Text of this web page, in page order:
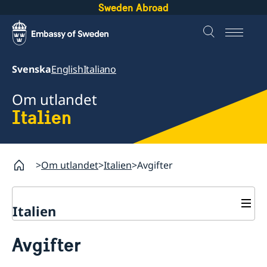
Sweden Abroad
SvenskaEnglishItaliano
Om utlandet
Italien
Om utlandet Italien Avgifter
Italien
Hjälp och service till svenskar i Italien
Avgifter